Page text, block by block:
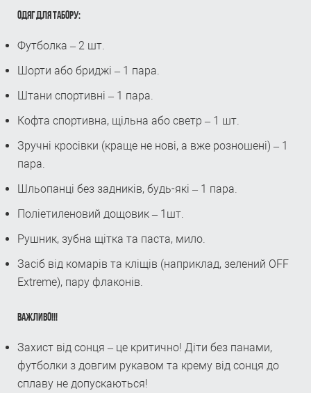
ОДЯГ ДЛЯ ТАБОРУ:
Футболка – 2 шт.
Шорти або бриджі – 1 пара.
Штани спортивні – 1 пара.
Кофта спортивна, щільна або светр – 1 шт.
Зручні кросівки (краще не нові, а вже розношені) – 1
пара.
Шльопанці без задників, будь-які – 1 пара.
Поліетиленовий дощовик – 1шт.
Рушник, зубна щітка та паста, мило.
Засіб від комарів та кліщів (наприклад, зелений OFF
Extreme), пару флаконів.
ВАЖЛИВО!!!
Захист від сонця – це критично! Діти без панами,
футболки з довгим рукавом та крему від сонця до
сплаву не допускаються!